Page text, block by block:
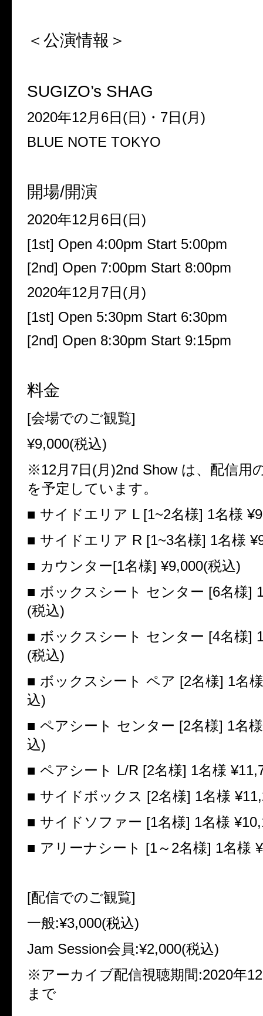
＜公演情報＞
SUGIZO’s SHAG
2020年12月6日(日)・7日(月)
BLUE NOTE TOKYO
開場/開演
2020年12月6日(日)
[1st] Open 4:00pm Start 5:00pm
[2nd] Open 7:00pm Start 8:00pm
2020年12月7日(月)
[1st] Open 5:30pm Start 6:30pm
[2nd] Open 8:30pm Start 9:15pm
料金
[会場でのご観覧]
¥9,000(税込)
※12月7日(月)2nd Show は、配信用
を予定しています。
■ サイドエリア L [1~2名様] 1名様
■ サイドエリア R [1~3名様] 1名様
■ カウンター[1名様] ¥9,000(税込)
■ ボックスシート センター [6名様]
(税込)
■ ボックスシート センター [4名様]
(税込)
■ ボックスシート ペア [2名様] 1名様
込)
■ ペアシート センター [2名様] 1名様
込)
■ ペアシート L/R [2名様] 1名様
■ サイドボックス [2名様] 1名様
■ サイドソファー [1名様] 1名様
■ アリーナシート [1～2名様] 1名様
[配信でのご観覧]
一般:¥3,000(税込)
Jam Session会員:¥2,000(税込)
※アーカイブ配信視聴期間:2020年
まで